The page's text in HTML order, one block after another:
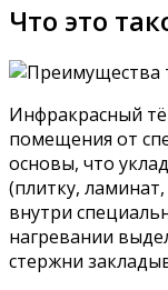
Что это
Инфракрасный
помещения от
основы, что
(плитку,
внутри
нагревании
стержни